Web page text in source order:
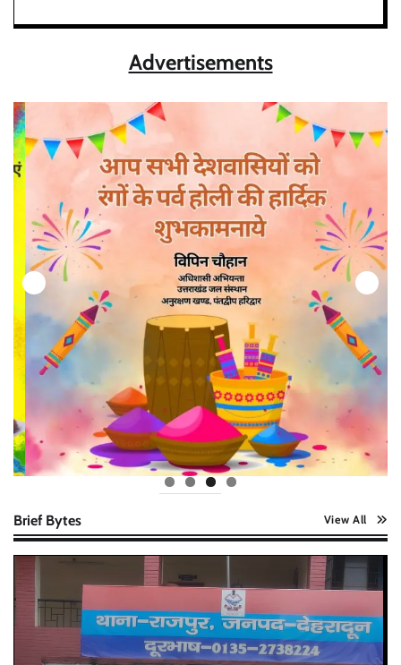
Advertisements
Brief Bytes View All